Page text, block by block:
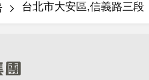
台北市大安區,信義路三段